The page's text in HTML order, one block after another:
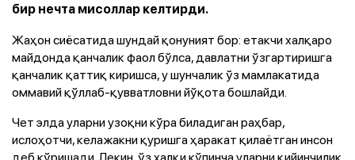
бир нечта мисоллар келтирди.
Жаҳон сиёсатида шундай қонуният бор: етакчи халқаро
майдонда қанчалик фаол бўлса, давлатни ўзгартиришга
қанчалик қаттиқ киришса, у шунчалик ўз мамлакатида
оммавий қўллаб-қувватловни йўқота бошлайди.
Чет элда уларни узоқни кўра биладиган раҳбар,
ислоҳотчи, келажакни қуришга ҳаракат қилаётган инсон